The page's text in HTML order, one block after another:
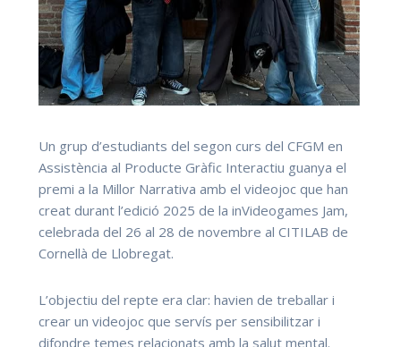
Un grup d’estudiants del segon curs del CFGM en
Assistència al Producte Gràfic Interactiu guanya el
premi a la Millor Narrativa amb el videojoc que han
creat durant l’edició 2025 de la inVideogames Jam,
celebrada del 26 al 28 de novembre al CITILAB de
Cornellà de Llobregat.
L’objectiu del repte era clar: havien de treballar i
crear un videojoc que servís per sensibilitzar i
difondre temes relacionats amb la salut mental.